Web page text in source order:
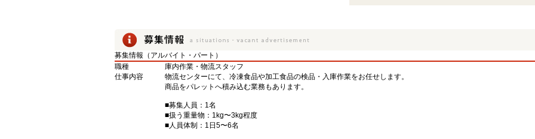
募集情報（アルバイト・パート）
職種
庫内作業・物流スタッフ
仕事内容
物流センターにて、冷凍食品や加工食品の検品・入庫作業をお任せします。
商品をパレットへ積み込む業務もあります。
■募集人員：1名
■扱う重量物：1kg〜3kg程度
■人員体制：1日5〜6名